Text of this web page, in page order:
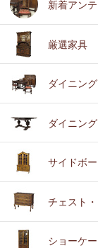
新着アン
厳選家具
ダイニン
ダイニン
サイドボ
チェスト
ショーケ